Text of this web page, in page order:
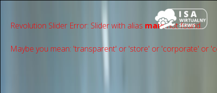
Revolution Slider Error: Slider with alias mainnot found.
Maybe you mean: 'transparent' or 'store' or 'сorporate' or